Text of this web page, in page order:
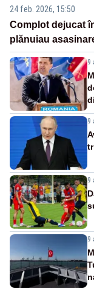
24 feb. 2026, 15:50
Complot dejucat
plănuiau
9
9
9
9